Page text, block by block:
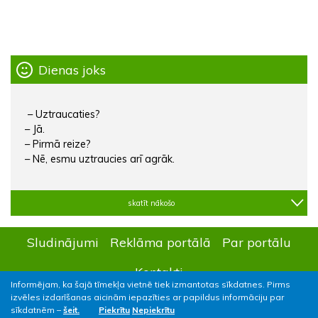
Informējam, ka šajā tīmekļa vietnē tiek izmantotas sīkdatnes. Pirms
izvēles izdarīšanas aicinām iepazīties ar papildus informāciju par
sīkdatnēm – šeit. Piekrītu Nepiekrītu
Dienas joks
– Uztraucaties?
– Jā.
– Pirmā reize?
– Nē, esmu uztraucies arī agrāk.
skatīt nākošo
Sludinājumi Reklāma portālā
Par portālu
Kontakti